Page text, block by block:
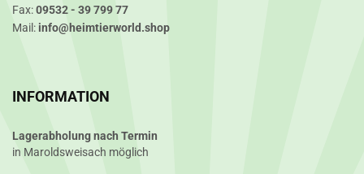
Fax:09532 - 39 799 77
Mail: info@heimtierworld.shop
INFORMATION
Lagerabholung nach Termin
in Maroldsweisach möglich